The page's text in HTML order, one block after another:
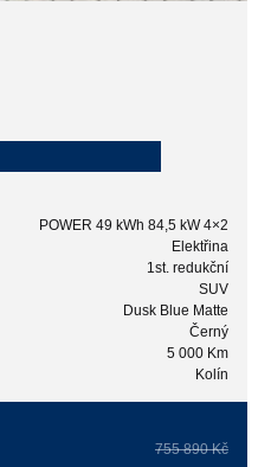
POWER 49 kWh 84,5 kW 4×2
Elektřina
1st. redukční
SUV
Dusk Blue Matte
Černý
5 000 Km
Kolín
755 890 Kč